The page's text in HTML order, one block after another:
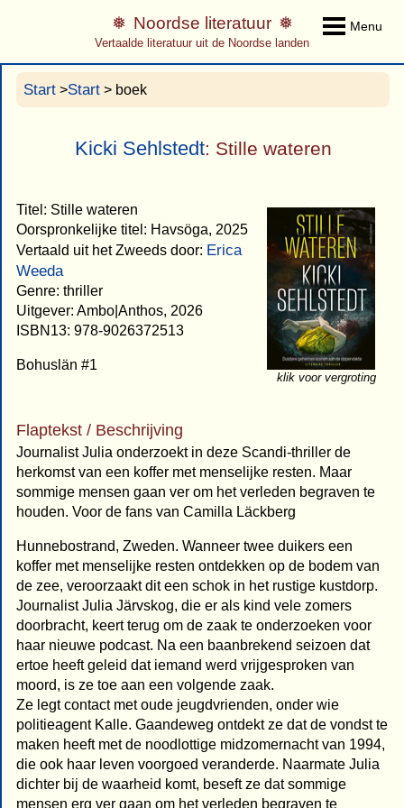
Menu
Noordse literatuur
Vertaalde literatuur uit de Noordse landen
Start >Start > boek
Kicki Sehlstedt: Stille wateren
klik voor vergroting
Titel: Stille wateren
Oorspronkelijke titel: Havsöga, 2025
Vertaald uit het Zweeds door: Erica
Weeda
Genre: thriller
Uitgever: Ambo|Anthos, 2026
ISBN13: 978-9026372513
Bohuslän #1
Flaptekst / Beschrijving
Journalist Julia onderzoekt in deze Scandi-thriller de
herkomst van een koffer met menselijke resten. Maar
sommige mensen gaan ver om het verleden begraven te
houden. Voor de fans van Camilla Läckberg
Hunnebostrand, Zweden. Wanneer twee duikers een
koffer met menselijke resten ontdekken op de bodem van
de zee, veroorzaakt dit een schok in het rustige kustdorp.
Journalist Julia Järvskog, die er als kind vele zomers
doorbracht, keert terug om de zaak te onderzoeken voor
haar nieuwe podcast. Na een baanbrekend seizoen dat
ertoe heeft geleid dat iemand werd vrijgesproken van
moord, is ze toe aan een volgende zaak.
Ze legt contact met oude jeugdvrienden, onder wie
politieagent Kalle. Gaandeweg ontdekt ze dat de vondst te
maken heeft met de noodlottige midzomernacht van 1994,
die ook haar leven voorgoed veranderde. Naarmate Julia
dichter bij de waarheid komt, beseft ze dat sommige
mensen erg ver gaan om het verleden begraven te